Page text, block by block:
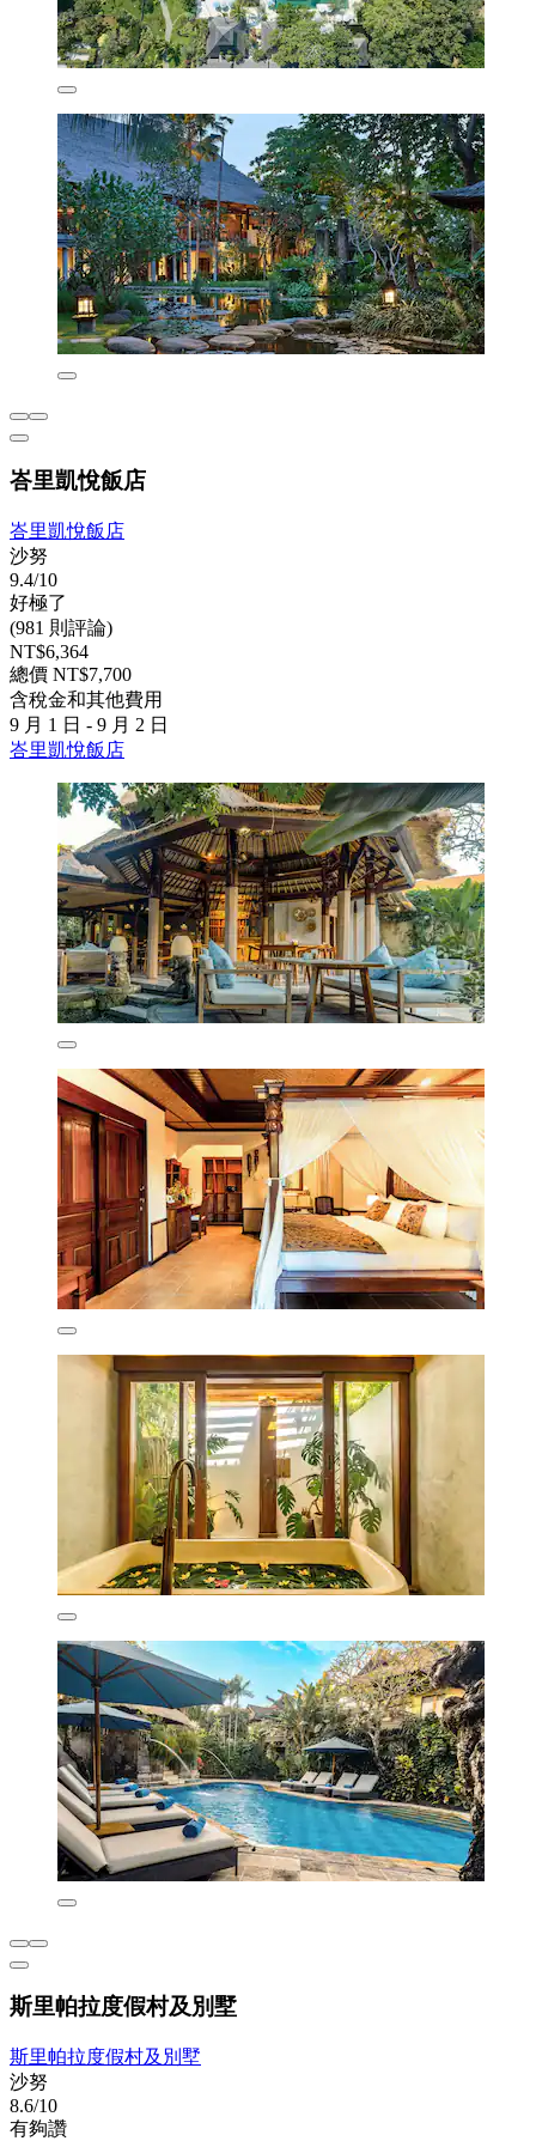
峇里凱悅飯店
峇里凱悅飯店
沙努
9.4/10
好極了
(981 則評論)
NT$6,364
總價 NT$7,700
含稅金和其他費用
9 月 1 日 - 9 月 2 日
峇里凱悅飯店
斯里帕拉度假村及別墅
斯里帕拉度假村及別墅
沙努
8.6/10
有夠讚